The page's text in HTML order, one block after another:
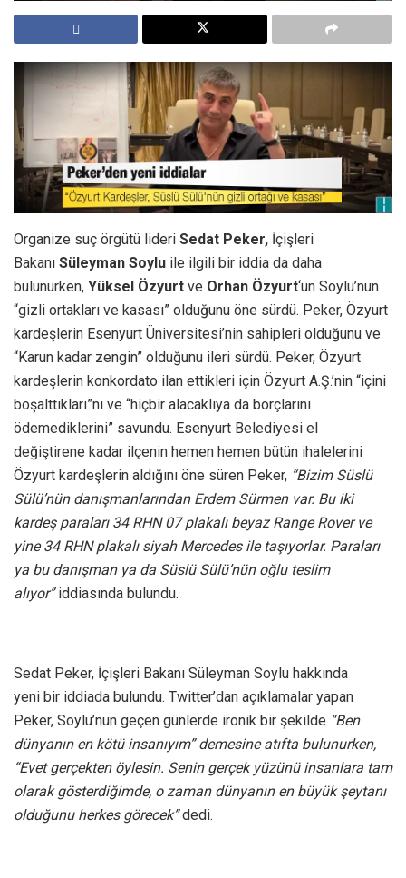
Organize suç örgütü lideri Sedat Peker, İçişleri
Bakanı Süleyman Soylu ile ilgili bir iddia da daha
bulunurken, Yüksel Özyurt ve Orhan Özyurt‘un Soylu’nun
“gizli ortakları ve kasası” olduğunu öne sürdü. Peker, Özyurt
kardeşlerin Esenyurt Üniversitesi’nin sahipleri olduğunu ve
“Karun kadar zengin” olduğunu ileri sürdü. Peker, Özyurt
kardeşlerin konkordato ilan ettikleri için Özyurt A.Ş.’nin “içini
boşalttıkları”nı ve “hiçbir alacaklıya da borçlarını
ödemediklerini” savundu. Esenyurt Belediyesi el
değiştirene kadar ilçenin hemen hemen bütün ihalelerini
Özyurt kardeşlerin aldığını öne süren Peker, “Bizim Süslü
Sülü’nün danışmanlarından Erdem Sürmen var. Bu iki
kardeş paraları 34 RHN 07 plakalı beyaz Range Rover ve
yine 34 RHN plakalı siyah Mercedes ile taşıyorlar. Paraları
ya bu danışman ya da Süslü Sülü’nün oğlu teslim
alıyor”iddiasında bulundu.
Sedat Peker, İçişleri Bakanı Süleyman Soylu hakkında
yeni bir iddiada bulundu. Twitter’dan açıklamalar yapan
Peker, Soylu’nun geçen günlerde ironik bir şekilde “Ben
dünyanın en kötü insanıyım” demesine atıfta bulunurken,
“Evet gerçekten öylesin. Senin gerçek yüzünü insanlara tam
olarak gösterdiğimde, o zaman dünyanın en büyük şeytanı
olduğunu herkes görecek”dedi.